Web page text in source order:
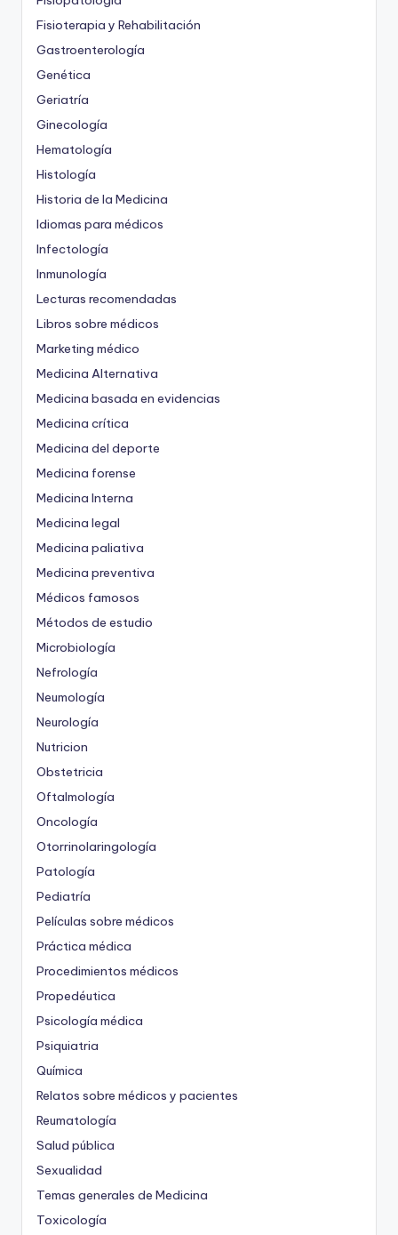
Fisioterapia y Rehabilitación
Gastroenterología
Genética
Geriatría
Ginecología
Hematología
Histología
Historia de la Medicina
Idiomas para médicos
Infectología
Inmunología
Lecturas recomendadas
Libros sobre médicos
Marketing médico
Medicina Alternativa
Medicina basada en evidencias
Medicina crítica
Medicina del deporte
Medicina forense
Medicina Interna
Medicina legal
Medicina paliativa
Medicina preventiva
Médicos famosos
Métodos de estudio
Microbiología
Nefrología
Neumología
Neurología
Nutricion
Obstetricia
Oftalmología
Oncología
Otorrinolaringología
Patología
Pediatría
Películas sobre médicos
Práctica médica
Procedimientos médicos
Propedéutica
Psicología médica
Psiquiatria
Química
Relatos sobre médicos y pacientes
Reumatología
Salud pública
Sexualidad
Temas generales de Medicina
Toxicología